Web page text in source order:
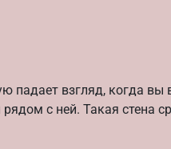
падает взгляд, когда вы
с ней. Такая стена